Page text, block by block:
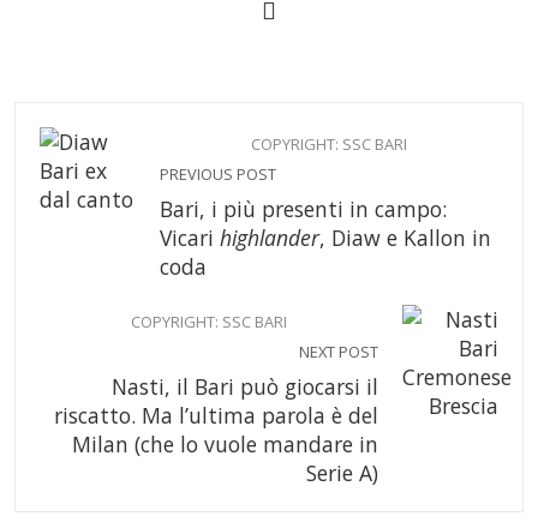
COPYRIGHT: SSC BARI
PREVIOUS POST
Bari, i più presenti in campo:
Vicari highlander, Diaw e Kallon in
coda
COPYRIGHT: SSC BARI
NEXT POST
Nasti, il Bari può giocarsi il
riscatto. Ma l’ultima parola è del
Milan (che lo vuole mandare in
Serie A)